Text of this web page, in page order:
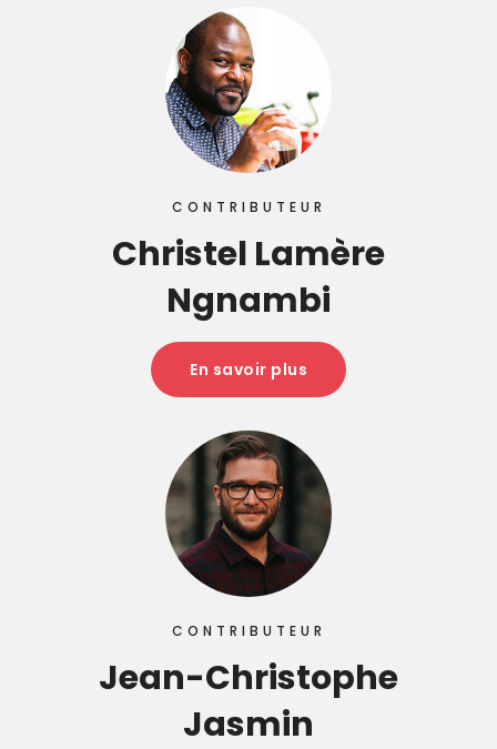
CONTRIBUTEUR
Christel Lamère
Ngnambi
En savoir plus
CONTRIBUTEUR
Jean-Christophe
Jasmin